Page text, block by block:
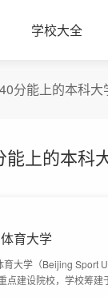
学校大全
分能上的本科大
上的本科
育大学
育大学（Beijing Sport
点建设院校，学校筹